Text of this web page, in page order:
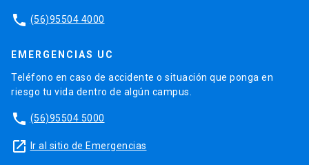
phone (56)95504 4000
EMERGENCIAS UC
Teléfono en caso de accidente o situación que ponga en
riesgo tu vida dentro de algún campus.
phone (56)95504 5000
launch Ir al sitio de Emergencias